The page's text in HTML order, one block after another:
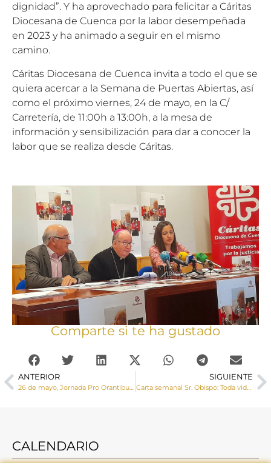
dignidad”. Y ha aprovechado para felicitar a Cáritas
Diocesana de Cuenca por la labor desempeñada
en 2023 y ha animado a seguir en el mismo
camino.
Cáritas Diocesana de Cuenca invita a todo el que se
quiera acercar a la Semana de Puertas Abiertas, así
como el próximo viernes, 24 de mayo, en la C/
Carretería, de 11:00h a 13:00h, a la mesa de
información y sensibilización para dar a conocer la
labor que se realiza desde Cáritas.
Comparte si te ha gustado
ANTERIOR
26 de mayo, Jornada Pro Orantibus 2024
SIGUIENTE
Carta semanal Sr. Obispo: Toda vida humana es algo precioso, valioso, digno, y merece ser respetada al margen de su “condición de vida o calidad”
CALENDARIO